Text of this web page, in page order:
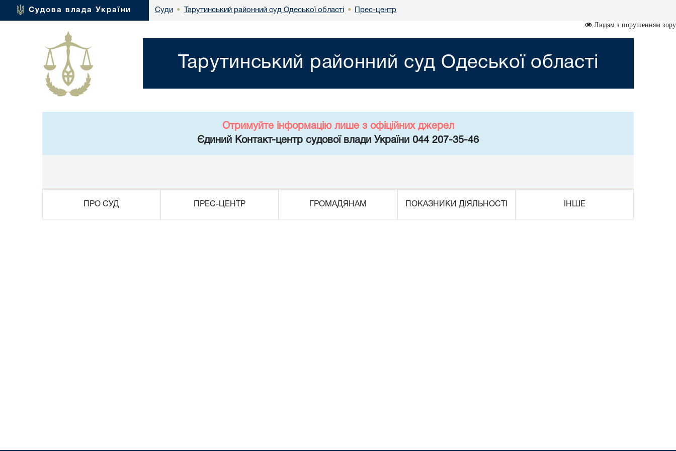
Судова влада України Суди • Тарутинський районний суд Одеської області • Прес-центр
Людям з порушенням зору
Тарутинський районний суд Одеської області
Отримуйте інформацію лише з офіційних джерел
Єдиний Контакт-центр судової влади України 044 207-35-46
ПРО СУД ПРЕС-ЦЕНТР ГРОМАДЯНАМ ПОКАЗНИКИ ДІЯЛЬНОСТІ ІНШЕ